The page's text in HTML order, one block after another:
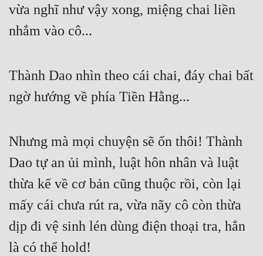
vừa nghĩ như vậy xong, miệng chai liền
nhắm vào cô...
Thành Dao nhìn theo cái chai, đáy chai bất
ngờ hướng về phía Tiền Hằng...
Nhưng mà mọi chuyện sẽ ổn thôi! Thành
Dao tự an ủi mình, luật hôn nhân và luật
thừa kế về cơ bản cũng thuộc rồi, còn lại
mấy cái chưa rút ra, vừa nãy cô còn thừa
dịp đi vệ sinh lén dùng điện thoại tra, hẳn
là có thể hold!